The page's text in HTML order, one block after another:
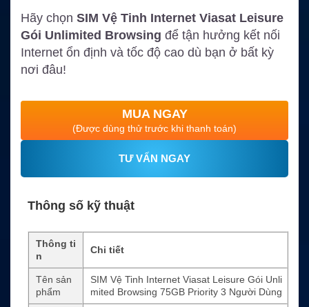
Hãy chọn SIM Vệ Tinh Internet Viasat Leisure
Gói Unlimited Browsing để tận hưởng kết nối
Internet ổn định và tốc độ cao dù bạn ở bất kỳ
nơi đâu!
MUA NGAY
(Được dùng thử trước khi thanh toán)
TƯ VẤN NGAY
Thông số kỹ thuật
Thông ti
n
Chi tiết
Tên sản
phẩm
SIM Vệ Tinh Internet Viasat Leisure Gói Unli
mited Browsing 75GB Priority 3 Người Dùng